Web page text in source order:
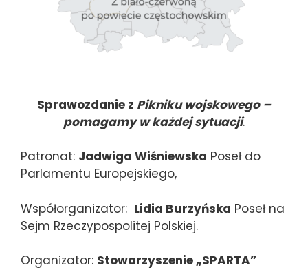
Sprawozdanie z Pikniku wojskowego –
pomagamy w każdej sytuacji.
Patronat: Jadwiga Wiśniewska Poseł do
Parlamentu Europejskiego,
Współorganizator: Lidia Burzyńska Poseł na
Sejm Rzeczypospolitej Polskiej.
Organizator: Stowarzyszenie „SPARTA”